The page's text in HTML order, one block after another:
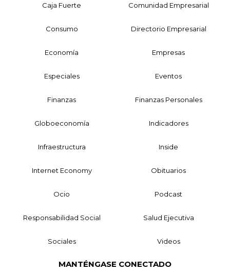
Caja Fuerte Comunidad Empresarial
Consumo Directorio Empresarial
Economía Empresas
Especiales Eventos
Finanzas Finanzas Personales
Globoeconomía Indicadores
Infraestructura Inside
Internet Economy Obituarios
Ocio Podcast
Responsabilidad Social Salud Ejecutiva
Sociales Videos
MANTÉNGASE CONECTADO